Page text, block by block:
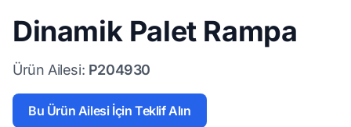
Dinamik Palet Rampa
Ürün Ailesi: P204930
Bu Ürün Ailesi İçin Teklif Alın